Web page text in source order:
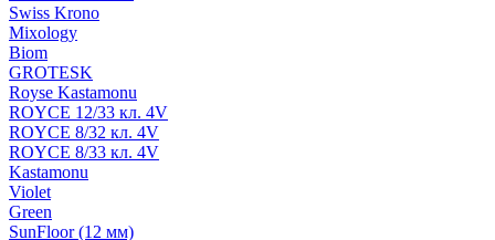
Swiss Krono
Mixology
Biom
GROTESK
Royse Kastamonu
ROYCE 12/33 кл. 4V
ROYCE 8/32 кл. 4V
ROYCE 8/33 кл. 4V
Kastamonu
Violet
Green
SunFloor (12 мм)